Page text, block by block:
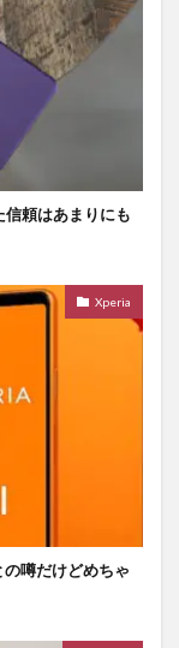
頼はあまりにも
Xperia
噂だけどめちゃ